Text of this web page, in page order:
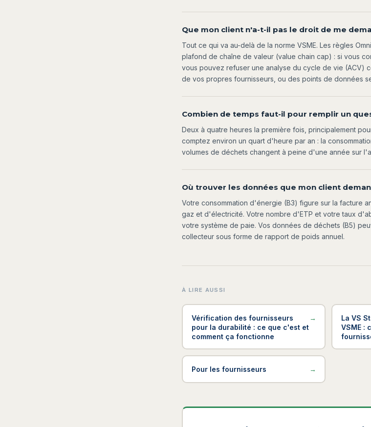
Que mon client n'a-t-il pas le droit de me
Tout ce qui va au-delà de la norme VSME. Les règles
plafond de chaîne de valeur (value chain cap) : si vous
vous pouvez refuser une analyse du cycle de vie (ACV)
de vos propres fournisseurs, ou des points de données
Combien de temps faut-il pour remplir un
Deux à quatre heures la première fois, principalement
comptez environ un quart d'heure par an : la
volumes de déchets changent à peine d'une année sur
Où trouver les données que mon client
Votre consommation d'énergie (B3) figure sur la facture
gaz et d'électricité. Votre nombre d'ETP et votre taux
votre système de paie. Vos données de déchets (B5)
collecteur sous forme de rapport de poids annuel.
À LIRE AUSSI
Vérification des fournisseurs
pour la durabilité : ce que c'est et
comment ça fonctionne
→
La VS
VSME :
Pour les fournisseurs →